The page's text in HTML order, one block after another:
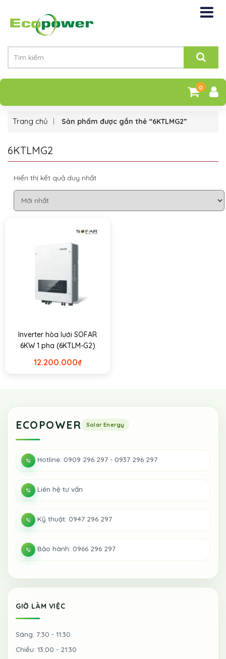
0
Trang chủ Sản phẩm được gắn thẻ “6KTLMG2”
6KTLMG2
Hiển thị kết quả duy nhất
Inverter hòa lưới SOFAR
6KW 1 pha (6KTLM-G2)
₫
12.200.000
ECOPOWER
Hotline: 0909 296 297 - 0937 296 297
Liên hệ tư vấn
Kỹ thuật: 0947 296 297
Bảo hành: 0966 296 297
GIỜ LÀM VIỆC
Sáng: 7:30 - 11:30
Chiều: 13:00 - 21:30